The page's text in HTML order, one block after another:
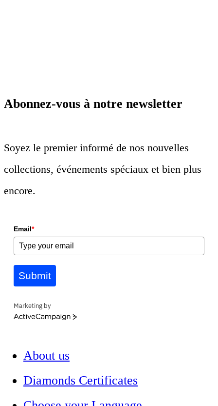
Abonnez-vous à notre newsletter
Soyez le premier informé de nos nouvelles
collections, événements spéciaux et bien plus
encore.
Email*
Submit
Marketing by
ActiveCampaign
About us
Diamonds Certificates